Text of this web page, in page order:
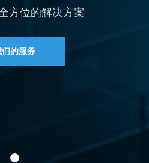
方位的解决方案
们的服务